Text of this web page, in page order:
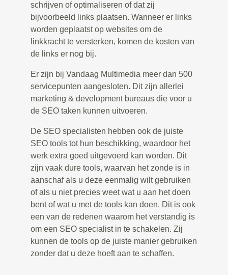
schrijven of optimaliseren of dat zij
bijvoorbeeld links plaatsen. Wanneer er links
worden geplaatst op websites om de
linkkracht te versterken, komen de kosten van
de links er nog bij.
Er zijn bij Vandaag Multimedia meer dan 500
servicepunten aangesloten. Dit zijn allerlei
marketing & development bureaus die voor u
de SEO taken kunnen uitvoeren.
De SEO specialisten hebben ook de juiste
SEO tools tot hun beschikking, waardoor het
werk extra goed uitgevoerd kan worden. Dit
zijn vaak dure tools, waarvan het zonde is in
aanschaf als u deze eenmalig wilt gebruiken
of als u niet precies weet wat u aan het doen
bent of wat u met de tools kan doen. Dit is ook
een van de redenen waarom het verstandig is
om een SEO specialist in te schakelen. Zij
kunnen de tools op de juiste manier gebruiken
zonder dat u deze hoeft aan te schaffen.